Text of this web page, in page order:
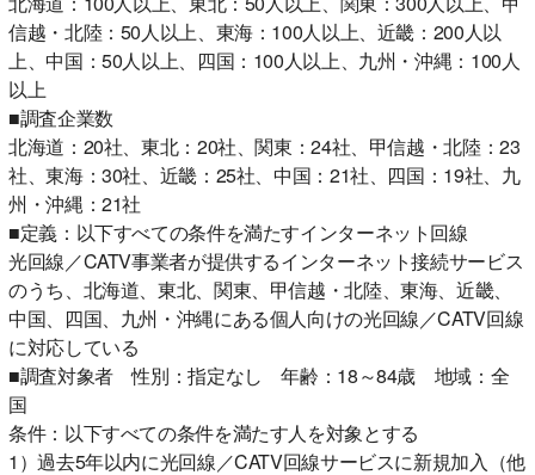
信越・北陸：50人以上、東海：100人以上、近畿：200人以
上、中国：50人以上、四国：100人以上、九州・沖縄：100人
以上
■調査企業数
北海道：20社、東北：20社、関東：24社、甲信越・北陸：23
社、東海：30社、近畿：25社、中国：21社、四国：19社、九
州・沖縄：21社
■定義：以下すべての条件を満たすインターネット回線
光回線／CATV事業者が提供するインターネット接続サービス
のうち、北海道、東北、関東、甲信越・北陸、東海、近畿、
中国、四国、九州・沖縄にある個人向けの光回線／CATV回線
に対応している
■調査対象者 性別：指定なし 年齢：18～84歳 地域：全
国
条件：以下すべての条件を満たす人を対象とする
1）過去5年以内に光回線／CATV回線サービスに新規加入（他